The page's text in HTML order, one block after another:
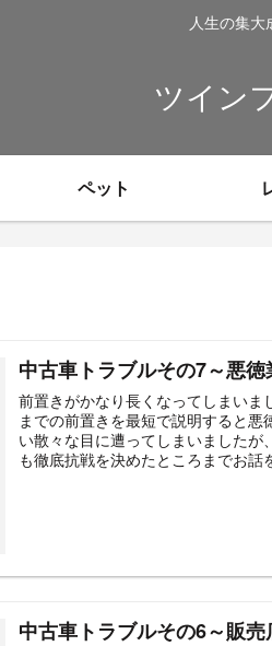
人生の集大
ツイン
ペット
中古車トラブルその7～悪
前置きがかなり長くなってしまい
までの前置きを最短で説明すると
い散々な目に遭ってしまいましたが
も徹底抗戦を決めたところまでお話
中古車トラブルその6～販